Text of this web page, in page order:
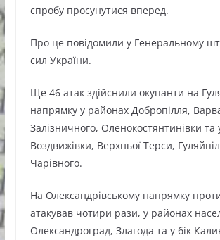
спробу просунутися вперед.
Про це повідомили у Генеральному
сил України.
Ще 46 атак здійснили окупанти на
напрямку у районах Добропілля,
Залізничного, Оленокостянтинівки та
Воздвижівки, Верхньої Терси,
Чарівного.
На Олександрівському напрямку
атакував чотири рази, у районах
Олександроград, Злагода та у бік